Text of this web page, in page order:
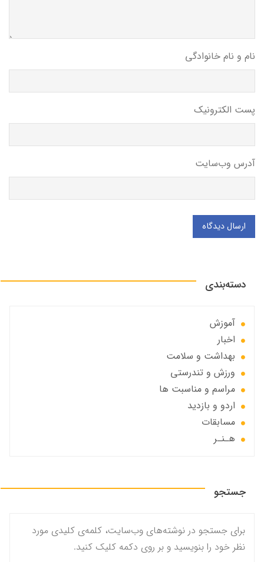
نام و نام خانوادگی
پست الکترونیک
آدرس وب‌سایت
ارسال دیدگاه
دسته‌بندی
آموزش
اخبار
بهداشت و سلامت
ورزش و تندرستی
مراسم و مناسبت ها
اردو و بازدید
مسابقات
هـنـر
جستجو
برای جستجو در نوشته‌های وب‌سایت، کلمه‌ی کلیدی مورد
نظر خود را بنویسید و بر روی دکمه کلیک کنید.